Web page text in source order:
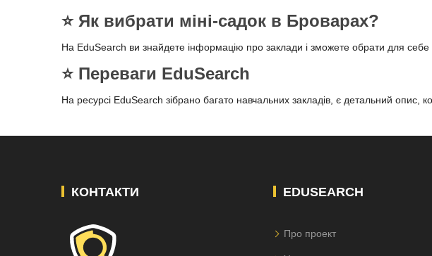
⭐️ Як вибрати міні-садок в Броварах?
На EduSearch ви знайдете інформацію про заклади і зможете обрати для
⭐️ Переваги EduSearch
На ресурсі EduSearch зібрано багато навчальних закладів, є детальний опис,
КОНТАКТИ EDUSEARCH
Про проект